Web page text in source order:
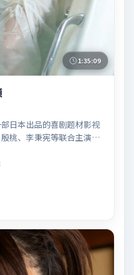
1:35:09
日本出品的喜剧题材影视
桃、李秉宪等联合主演，
。影片围绕「爱的迟疑
，镜头语言克制而富有张
完整；配乐与场面调度强
有可供解读的细节空间，
关系的观众观看与收藏。